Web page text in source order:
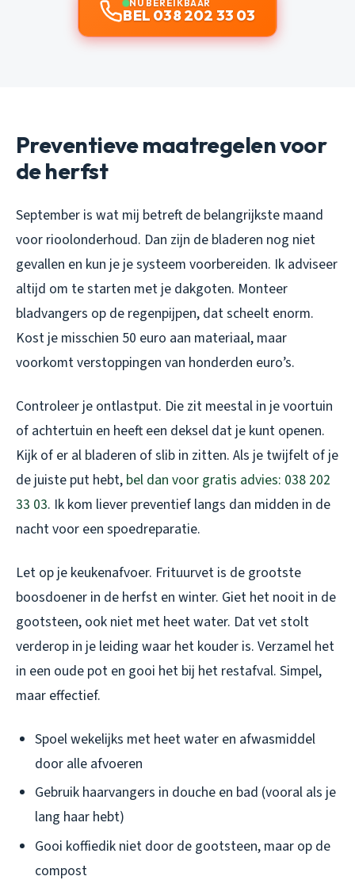
NU BEREIKBAAR
BEL 038 202 33 03
Preventieve maatregelen voor
de herfst
September is wat mij betreft de belangrijkste maand
voor rioolonderhoud. Dan zijn de bladeren nog niet
gevallen en kun je je systeem voorbereiden. Ik adviseer
altijd om te starten met je dakgoten. Monteer
bladvangers op de regenpijpen, dat scheelt enorm.
Kost je misschien 50 euro aan materiaal, maar
voorkomt verstoppingen van honderden euro’s.
Controleer je ontlastput. Die zit meestal in je voortuin
of achtertuin en heeft een deksel dat je kunt openen.
Kijk of er al bladeren of slib in zitten. Als je twijfelt of je
de juiste put hebt, bel dan voor gratis advies: 038 202
33 03. Ik kom liever preventief langs dan midden in de
nacht voor een spoedreparatie.
Let op je keukenafvoer. Frituurvet is de grootste
boosdoener in de herfst en winter. Giet het nooit in de
gootsteen, ook niet met heet water. Dat vet stolt
verderop in je leiding waar het kouder is. Verzamel het
in een oude pot en gooi het bij het restafval. Simpel,
maar effectief.
Spoel wekelijks met heet water en afwasmiddel
door alle afvoeren
Gebruik haarvangers in douche en bad (vooral als je
lang haar hebt)
Gooi koffiedik niet door de gootsteen, maar op de
compost